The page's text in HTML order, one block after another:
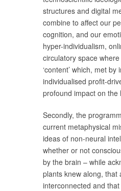
structures and digital
combine to affect our
cognition, and our
hyper-individualism,
circulatory space where
‘content’ which, met by
individualised profit-
profound impact on the
Secondly, the
current metaphysical
ideas of non-neural
whether or not
by the brain – while
plants knew along, that
interconnected and